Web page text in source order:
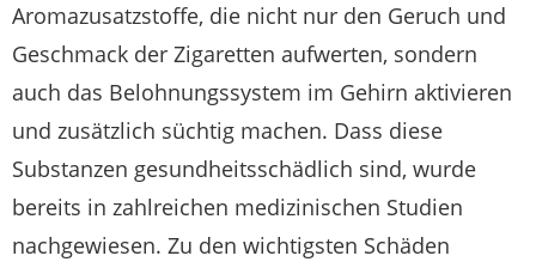
Aromazusatzstoffe, die nicht nur den Geruch und
Geschmack der Zigaretten aufwerten, sondern
auch das Belohnungssystem im Gehirn aktivieren
und zusätzlich süchtig machen. Dass diese
Substanzen gesundheitsschädlich sind, wurde
bereits in zahlreichen medizinischen Studien
nachgewiesen. Zu den wichtigsten Schäden